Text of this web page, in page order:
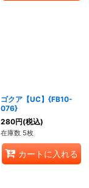
ゴクア【UC】{FB10-
076}
280円(税込)
在庫数 5枚
カートに入れる